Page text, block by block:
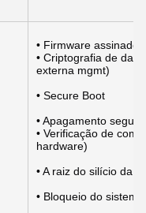
• Firmware assinado
• Criptografia de
externa mgmt)
• Secure Boot
• Apagamento seguro
• Verificação de
hardware)
• A raiz do silício da
• Bloqueio do